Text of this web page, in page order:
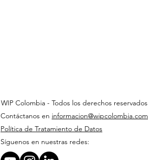
WIP Colombia - Todos los derechos reservados
Contáctanos en informacion@wipcolombia.com
Política de Tratamiento de Datos
Síguenos en nuestras redes: